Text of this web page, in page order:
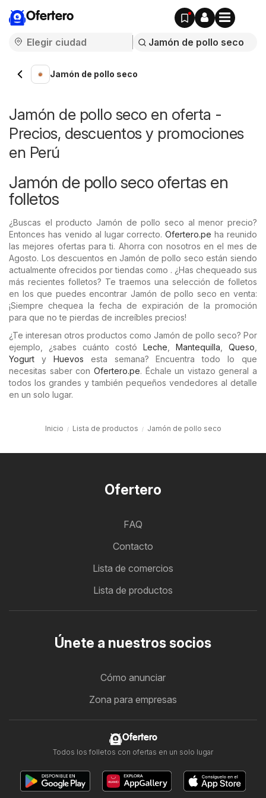
Ofertero
Jamón de pollo seco
Jamón de pollo seco en oferta -
Precios, descuentos y promociones
en Perú
Jamón de pollo seco ofertas en
folletos
¿Buscas el producto Jamón de pollo seco al menor precio?
Entonces has venido al lugar correcto.Ofertero.pe ha reunido
las mejores ofertas para ti. Ahorra con nosotros en el mes de
Agosto. Los descuentos en Jamón de pollo seco están siendo
actualmente ofrecidos por tiendas como . ¿Has chequeado sus
más recientes folletos? Te traemos una selección de folletos
en los que puedes encontrar Jamón de pollo seco en venta:
¡Siempre chequea la fecha de expiración de la promoción
para que no te pierdas de increíbles precios!
¿Te interesan otros productos como Jamón de pollo seco? Por
ejemplo, ¿sabes cuánto costó Leche Mantequilla Queso
Yogurt y Huevos esta semana? Encuentra todo lo que
necesitas saber con Ofertero.pe. Échale un vistazo general a
todos los grandes y también pequeños vendedores al detalle
en un solo lugar.
Inicio Lista de productos Jamón de pollo seco
Ofertero
FAQ
Contacto
Lista de comercios
Lista de productos
Únete a nuestros socios
Cómo anunciar
Zona para empresas
Ofertero
Todos los folletos con ofertas en un solo lugar